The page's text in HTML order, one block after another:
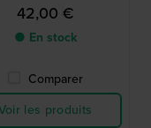
42,00 €
● En stock
Comparer
les produits